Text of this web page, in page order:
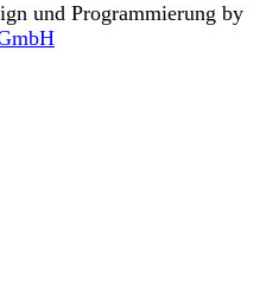
und Programmierung by